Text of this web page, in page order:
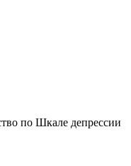
по Шкале депрессии